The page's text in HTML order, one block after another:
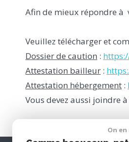
Afin de mieux répondre à
Veuillez télécharger et
Dossier de caution :
Attestation bailleur :
Attestation hébergement :
Vous devez aussi joindre
On